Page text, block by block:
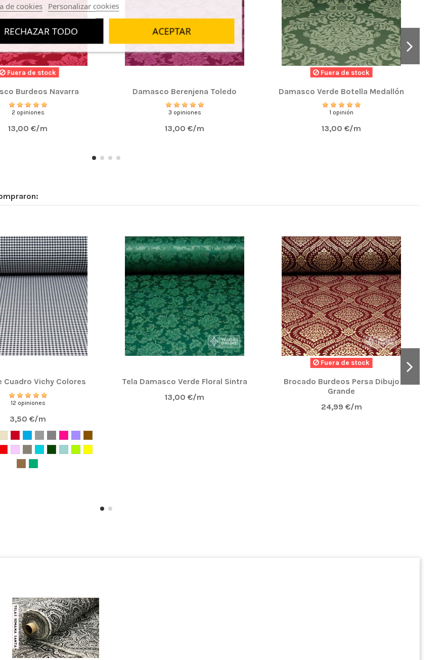
y textura únicas. Lo he comprado para una colgadura y una saya para una virgen y es genial.
Fuera de stock
Burdeos Navarra
2 opiniones
13,00 €/m
Damasco Berenjena Toledo
3 opiniones
13,00 €/m
Fuera de stock
Damasco Verde Botella Medallón
1 opinión
13,00 €/m
Cuadro Vichy Colores
12 opiniones
3,50 €/m
Tela Damasco Verde Floral Sintra
13,00 €/m
Fuera de stock
Brocado Burdeos Persa Dibujo
Grande
24,99 €/m
de cookies Personalizar cookies
RECHAZAR TODO ACEPTAR